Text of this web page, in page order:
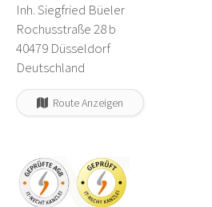
Inh. Siegfried Büeler
Rochusstraße 28 b
40479 Düsseldorf
Deutschland
Route Anzeigen